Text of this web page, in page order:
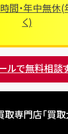
時間・年中無
く)
ルで無料相談
専門店「買取